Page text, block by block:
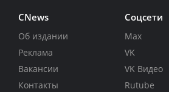
CNews
Об издании
Реклама
Вакансии
Контакты
Соцсети
Max
VK
VK Видео
Rutube